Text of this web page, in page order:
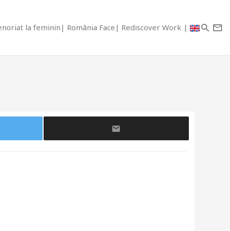
la feminin România Face Rediscover Work